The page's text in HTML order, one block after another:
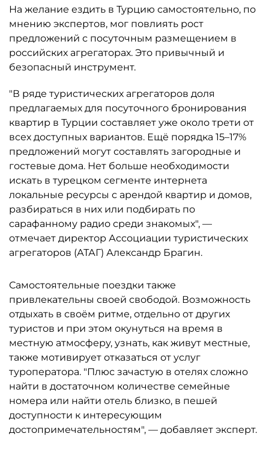
На желание ездить в Турцию самостоятельно, по
мнению экспертов, мог повлиять рост
предложений с посуточным размещением в
российских агрегаторах. Это привычный и
безопасный инструмент.
"В ряде туристических агрегаторов доля
предлагаемых для посуточного бронирования
квартир в Турции составляет уже около трети от
всех доступных вариантов. Ещё порядка 15–17%
предложений могут составлять загородные и
гостевые дома. Нет больше необходимости
искать в турецком сегменте интернета
локальные ресурсы с арендой квартир и домов,
разбираться в них или подбирать по
сарафанному радио среди знакомых", —
отмечает директор Ассоциации туристических
агрегаторов (АТАГ) Александр Брагин.
Самостоятельные поездки также
привлекательны своей свободой. Возможность
отдыхать в своём ритме, отдельно от других
туристов и при этом окунуться на время в
местную атмосферу, узнать, как живут местные,
также мотивирует отказаться от услуг
туроператора. "Плюс зачастую в отелях сложно
найти в достаточном количестве семейные
номера или найти отель близко, в пешей
доступности к интересующим
достопримечательностям", — добавляет эксперт.